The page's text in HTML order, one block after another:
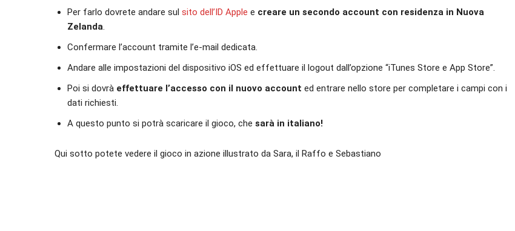
Per farlo dovrete andare sul sito dell’ID Apple e creare un secondo account con residenza in Nuova
Zelanda.
Confermare l’account tramite l’e-mail dedicata.
Andare alle impostazioni del dispositivo iOS ed effettuare il logout dall’opzione “iTunes Store e App Store”.
Poi si dovrà effettuare l’accesso con il nuovo account ed entrare nello store per completare i campi con i
dati richiesti.
A questo punto si potrà scaricare il gioco, che sarà in italiano!
Qui sotto potete vedere il gioco in azione illustrato da Sara, il Raffo e Sebastiano